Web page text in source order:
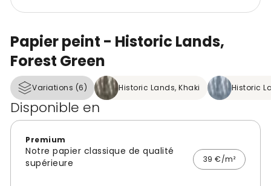
Papier peint - Historic Lands,
Forest Green
Variations (6) Historic Lands, Khaki Historic
Disponible en
Premium
Notre papier classique de qualité
supérieure
39 €/m²